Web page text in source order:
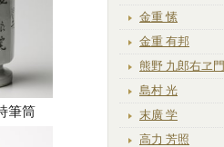
筆筒
金重 愫
金重 有邦
熊野 九郎右ヱ門
島村 光
末廣 学
高力 芳照